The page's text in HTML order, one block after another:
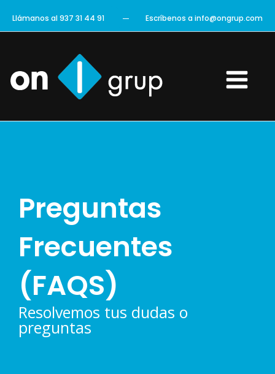
Llámanos al 937 31 44 91 Escríbenos a info@ongrup.com
Menu
Preguntas
Frecuentes
(FAQS)
Resolvemos tus dudas o
preguntas